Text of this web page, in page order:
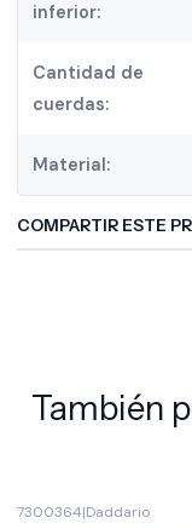
inferior:
Cantidad de
cuerdas:
Material:
COMPARTIR ESTE
También
7300364|Daddario